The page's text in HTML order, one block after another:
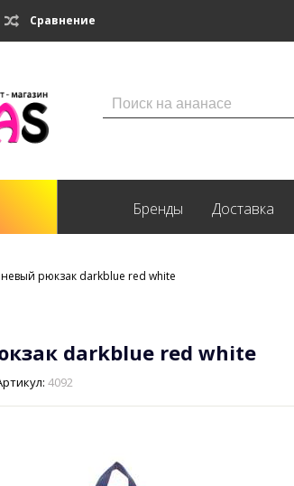
Сравнение
Бренды Доставка
рюкзак darkblue red white
darkblue red white
4092